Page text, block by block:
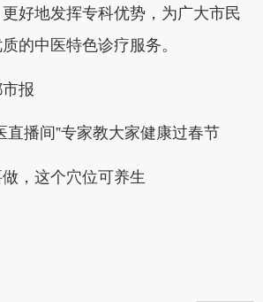
好地发挥专科优势，为广大市民
的中医特色诊疗服务。
报
播间”专家教大家健康过春节
这个穴位可养生